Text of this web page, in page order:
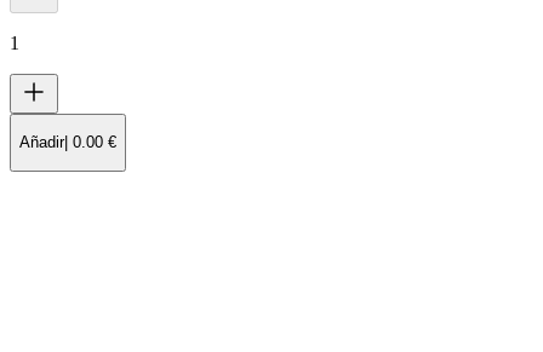
1
Añadir| 0.00 €